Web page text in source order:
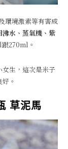
環境激素等有害成
沸水、蒸氣機、紫
270ml。
生，這次是米子
。
草泥馬